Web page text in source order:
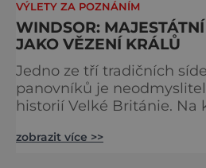
VÝLETY ZA POZNÁNÍM
WINDSOR:
JAKO VĚZENÍ KRÁLŮ
Jedno ze tří tradičních
panovníků je
historií Velké Británie. Na kopci u městečka
Londýna, se tyčí
zobrazit více >>